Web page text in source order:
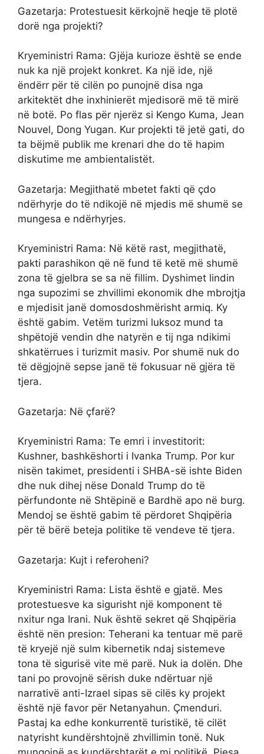
Gazetarja: Protestuesit kërkojnë heqje të plotë
dorë nga projekti?
Kryeministri Rama: Gjëja kurioze është se ende
nuk ka një projekt konkret. Ka një ide, një
ëndërr për të cilën po punojnë disa nga
arkitektët dhe inxhinierët mjedisorë më të mirë
në botë. Po flas për njerëz si Kengo Kuma, Jean
Nouvel, Dong Yugan. Kur projekti të jetë gati, do
ta bëjmë publik me krenari dhe do të hapim
diskutime me ambientalistët.
Gazetarja: Megjithatë mbetet fakti që çdo
ndërhyrje do të ndikojë në mjedis më shumë se
mungesa e ndërhyrjes.
Kryeministri Rama: Në këtë rast, megjithatë,
pakti parashikon që në fund të ketë më shumë
zona të gjelbra se sa në fillim. Dyshimet lindin
nga supozimi se zhvillimi ekonomik dhe mbrojtja
e mjedisit janë domosdoshmërisht armiq. Ky
është gabim. Vetëm turizmi luksoz mund ta
shpëtojë vendin dhe natyrën e tij nga ndikimi
shkatërrues i turizmit masiv. Por shumë nuk do
të dëgjojnë sepse janë të fokusuar në gjëra të
tjera.
Gazetarja: Në çfarë?
Kryeministri Rama: Te emri i investitorit:
Kushner, bashkëshorti i Ivanka Trump. Por kur
nisën takimet, presidenti i SHBA-së ishte Biden
dhe nuk dihej nëse Donald Trump do të
përfundonte në Shtëpinë e Bardhë apo në burg.
Mendoj se është gabim të përdoret Shqipëria
për të bërë beteja politike të vendeve të tjera.
Gazetarja: Kujt i referoheni?
Kryeministri Rama: Lista është e gjatë. Mes
protestuesve ka sigurisht një komponent të
nxitur nga Irani. Nuk është sekret që Shqipëria
është nën presion: Teherani ka tentuar më parë
të kryejë një sulm kibernetik ndaj sistemeve
tona të sigurisë vite më parë. Nuk ia dolën. Dhe
tani po provojnë sërish duke ndërtuar një
narrativë anti-Izrael sipas së cilës ky projekt
është një favor për Netanyahun. Çmenduri.
Pastaj ka edhe konkurrentë turistikë, të cilët
natyrisht kundërshtojnë zhvillimin tonë. Nuk